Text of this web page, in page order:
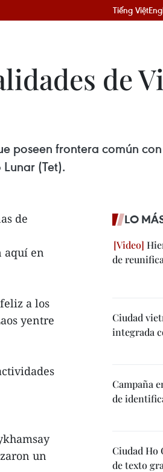
Tiếng Việt
de
poseen frontera común
(Tet).
de
aquí en
a los
yentre
un
LO
de
Ciudad
integrada
Campaña
de
Ciudad Ho
de texto